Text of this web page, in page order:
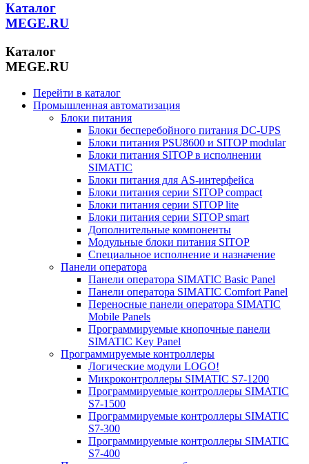
Каталог
MEGE.RU
Каталог
MEGE.RU
Перейти в каталог
Промышленная автоматизация
Блоки питания
Блоки бесперебойного питания DC-UPS
Блоки питания PSU8600 и SITOP modular
Блоки питания SITOP в исполнении
SIMATIC
Блоки питания для AS-интерфейса
Блоки питания серии SITOP compact
Блоки питания серии SITOP lite
Блоки питания серии SITOP smart
Дополнительные компоненты
Модульные блоки питания SITOP
Специальное исполнение и назначение
Панели оператора
Панели оператора SIMATIC Basic Panel
Панели оператора SIMATIC Comfort Panel
Переносные панели оператора SIMATIC
Mobile Panels
Программируемые кнопочные панели
SIMATIC Key Panel
Программируемые контроллеры
Логические модули LOGO!
Микроконтроллеры SIMATIC S7-1200
Программируемые контроллеры SIMATIC
S7-1500
Программируемые контроллеры SIMATIC
S7-300
Программируемые контроллеры SIMATIC
S7-400